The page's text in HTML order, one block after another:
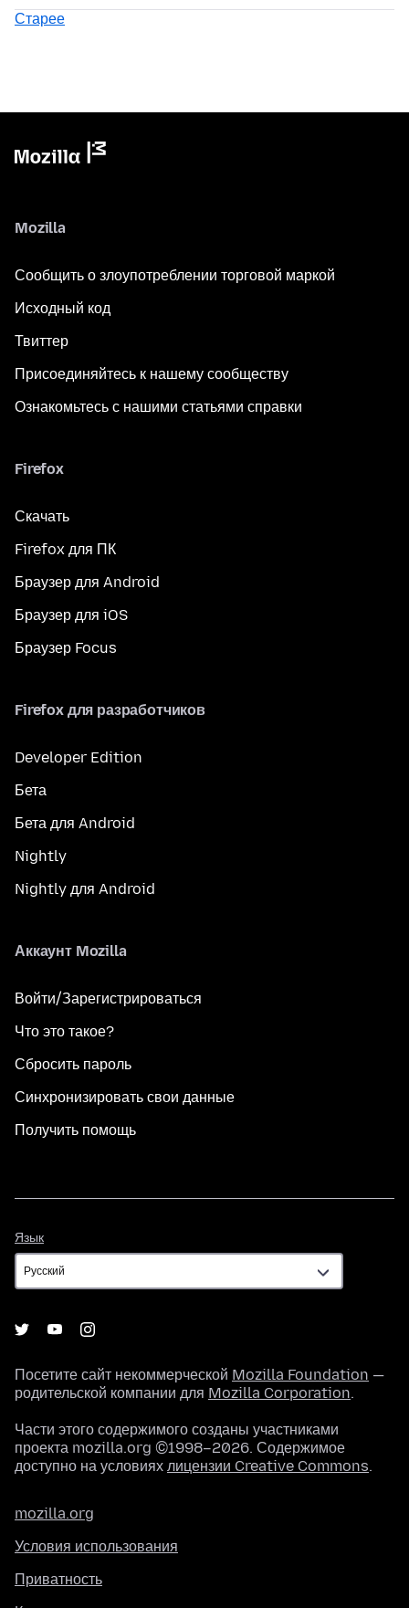
Старее
Mozilla
Сообщить о злоупотреблении торговой маркой
Исходный код
Твиттер
Присоединяйтесь к нашему сообществу
Ознакомьтесь с нашими статьями справки
Firefox
Скачать
Firefox для ПК
Браузер для Android
Браузер для iOS
Браузер Focus
Firefox для разработчиков
Developer Edition
Бета
Бета для Android
Nightly
Nightly для Android
Аккаунт Mozilla
Войти/Зарегистрироваться
Что это такое?
Сбросить пароль
Синхронизировать свои данные
Получить помощь
Язык
Посетите сайт некоммерческой Mozilla Foundation —
родительской компании для Mozilla Corporation.
Части этого содержимого созданы участниками
проекта mozilla.org ©1998–2026. Содержимое
доступно на условиях лицензии Creative Commons.
mozilla.org
Условия использования
Приватность